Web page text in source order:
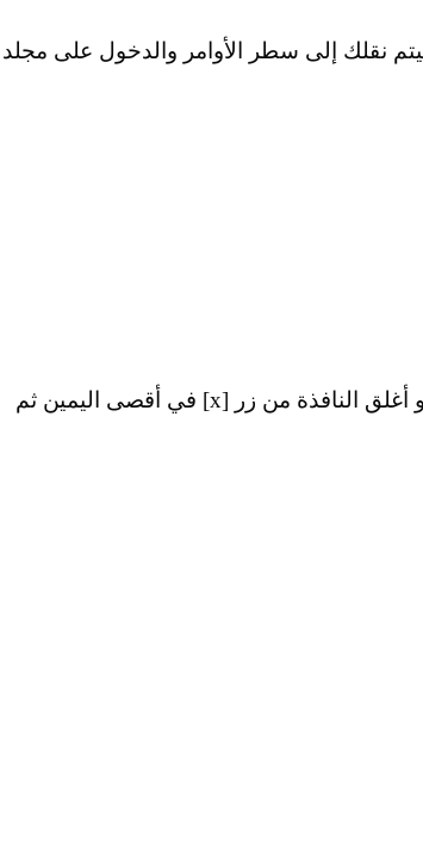
نقلك إلى سطر الأوامر والدخول على مجلد
لإنهاء جلسة PuTTY ببساطة أكتب أمر exit في التيرمنال، أو أغلق النافذة من زر [x] في أقصى اليمين ثم